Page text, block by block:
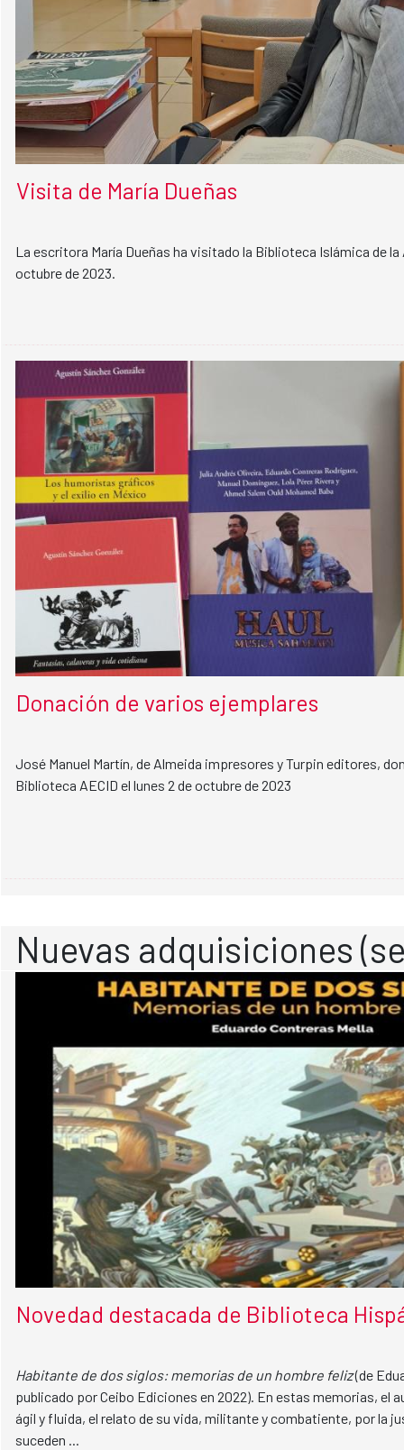
Visita de María Dueñas
La escritora María Dueñas ha visitado la Biblioteca Islámica de la
octubre de 2023.
Donación de varios ejemplares
José Manuel Martín, de Almeida impresores y Turpin editores,
Biblioteca AECID el lunes 2 de octubre de 2023
Nuevas adquisiciones
Novedad destacada de Biblioteca
Habitante de dos siglos: memorias de un hombre feliz(de
publicado por Ceibo Ediciones en 2022). En estas memorias, el
ágil y fluida, el relato de su vida, militante y combatiente, por la
suceden ...